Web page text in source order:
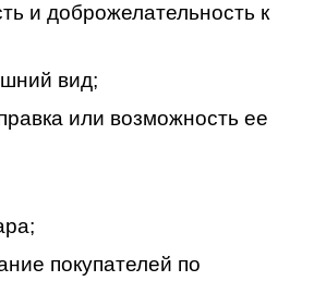
и доброжелательность к
вид;
или возможность ее
покупателей по